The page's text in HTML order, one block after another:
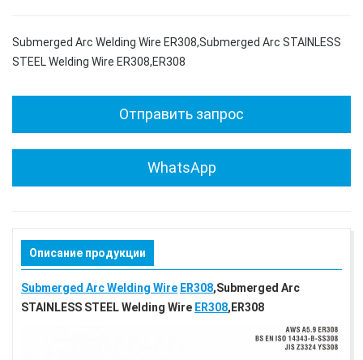
Submerged Arc Welding Wire ER308,Submerged Arc STAINLESS
STEEL Welding Wire ER308,ER308
Отправить запрос
WhatsApp
Описание продукции
Submerged Arc Welding Wire ER308,Submerged Arc
STAINLESS STEEL Welding Wire ER308,ER308